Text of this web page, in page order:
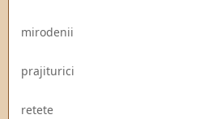
mirodenii
prajiturici
retete